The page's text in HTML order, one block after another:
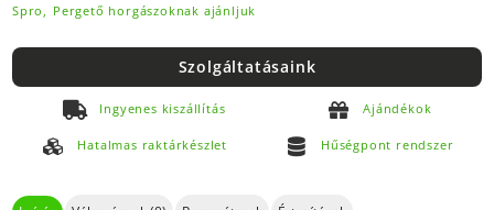
Spro, Pergető horgászoknak ajánljuk
Szolgáltatásaink
Ingyenes kiszállítás Ajándékok
Hatalmas raktárkészlet Hűségpont rendszer